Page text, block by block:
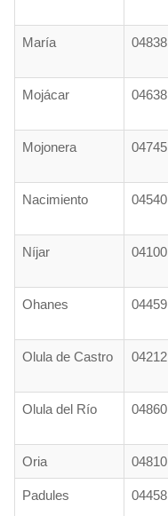
María 04838
Mojácar 04638
Mojonera 04745
Nacimiento 04540
Níjar 04100
Ohanes 04459
Olula de Castro 04212
Olula del Río 04860
Oria 04810
Padules 04458